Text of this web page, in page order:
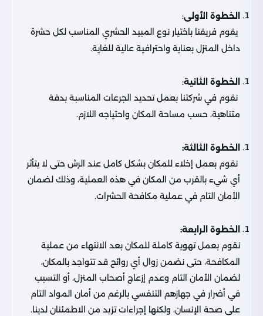
الخطوة الأولى:
يقوم فريقنا باختيار نوع المبيد الحشري المناسب لكل حشرة
داخل المنزل بعناية واحترافية عالية للغاية.
الخطوة الثانية:
نقوم في شركتنا بعمل تحديد الجرعات المناسبة بدقة
متناهية، حسب مساحة المكان واحتياجه اللازم.
الخطوة الثالثة:
نقوم بعمل إخلاء للمكان بشكل كامل عند الرش حتى لا يتأثر
أي شيء بالقرب من المكان في هذه العملية، وذلك لضمان
الأمان التام في عملية مكافحة الحشرات.
الخطوة الرابعة:
نقوم بعمل تهوية كاملة للمكان بعد الانتهاء من عملية
المكافحة، حتى نضمن زوال أي روائح قد تتواجد بالمكان،
لضمان الأمان التام وعدم إزعاج أصحاب المنزل، أو التسبب
في أضرار في جهازهم التنفسي بالرغم من أمان المواد التام
على صحة الإنسان، ولكنها إجراءات تزيد من الاطمئنان لدينا.